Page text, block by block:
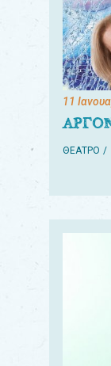
11
ΘΕΑΤΡΟ